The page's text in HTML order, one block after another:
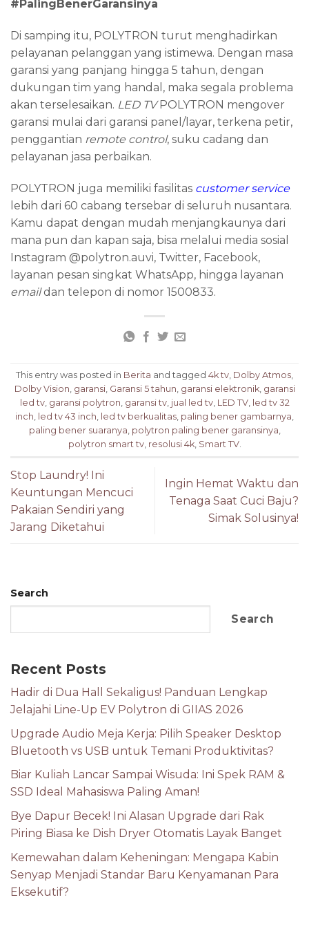
#PalingBenerGaransinya
Di samping itu, POLYTRON turut menghadirkan
pelayanan pelanggan yang istimewa. Dengan masa
garansi yang panjang hingga 5 tahun, dengan
dukungan tim yang handal, maka segala problema
akan terselesaikan. LED TVPOLYTRON mengover
garansi mulai dari garansi panel/layar, terkena petir,
penggantian remote control, suku cadang dan
pelayanan jasa perbaikan.
POLYTRON juga memiliki fasilitas customer service
lebih dari 60 cabang tersebar di seluruh nusantara.
Kamu dapat dengan mudah menjangkaunya dari
mana pun dan kapan saja, bisa melalui media sosial
Instagram @polytron.auvi, Twitter, Facebook,
layanan pesan singkat WhatsApp, hingga layanan
emaildan telepon di nomor 1500833.
This entry was posted in Berita and tagged 4k tv Dolby Atmos
Dolby Vision garansi, Garansi 5 tahun garansi elektronik, garansi
led tv, garansi polytron garansi tv, jual led tv, LED TV,
led tv 32
inch
led tv 43 inch led tv berkualitas paling bener gambarnya
paling bener suaranya polytron paling bener garansinya
polytron smart tv, resolusi 4k, Smart TV.
Stop Laundry! Ini
Keuntungan Mencuci
Pakaian Sendiri yang
Jarang Diketahui
Ingin Hemat Waktu dan
Tenaga Saat Cuci Baju?
Simak Solusinya!
Search
Search
Recent Posts
Hadir di Dua Hall Sekaligus! Panduan Lengkap
Jelajahi Line-Up EV Polytron di GIIAS 2026
Upgrade Audio Meja Kerja: Pilih Speaker Desktop
Bluetooth vs USB untuk Temani Produktivitas?
Biar Kuliah Lancar Sampai Wisuda: Ini Spek RAM &
SSD Ideal Mahasiswa Paling Aman!
Bye Dapur Becek! Ini Alasan Upgrade dari Rak
Piring Biasa ke Dish Dryer Otomatis Layak Banget
Kemewahan dalam Keheningan: Mengapa Kabin
Senyap Menjadi Standar Baru Kenyamanan Para
Eksekutif?